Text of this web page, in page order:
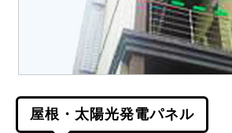
屋根・太陽光発電パネル